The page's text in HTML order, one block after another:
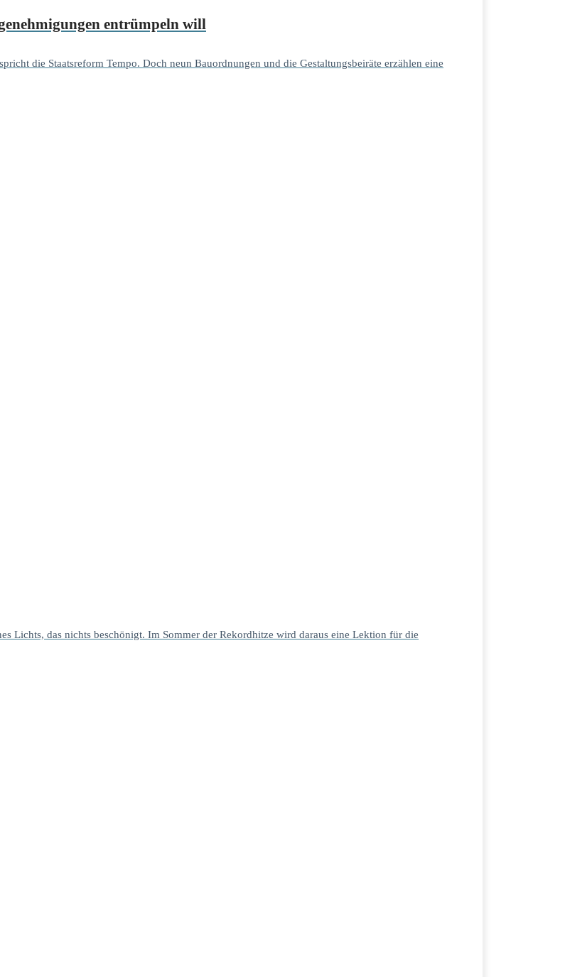
entrümpeln will
die Staatsreform Tempo. Doch neun Bauordnungen und die Gestaltungsbeiräte erzählen eine
Lichts, das nichts beschönigt. Im Sommer der Rekordhitze wird daraus eine Lektion für die